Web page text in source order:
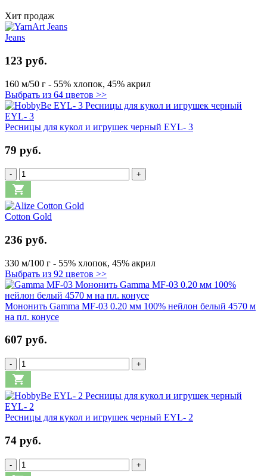
Хит продаж
Jeans
123 руб.
160 м/50 г - 55% хлопок, 45% акрил
Выбрать из 64 цветов >>
Ресницы для кукол и игрушек черный EYL- 3
79 руб.
- +
Cotton Gold
236 руб.
330 м/100 г - 55% хлопок, 45% акрил
Выбрать из 92 цветов >>
Мононить Gamma MF-03 0.20 мм 100% нейлон белый 4570 м
на пл. конусе
607 руб.
- +
Ресницы для кукол и игрушек черный EYL- 2
74 руб.
- +